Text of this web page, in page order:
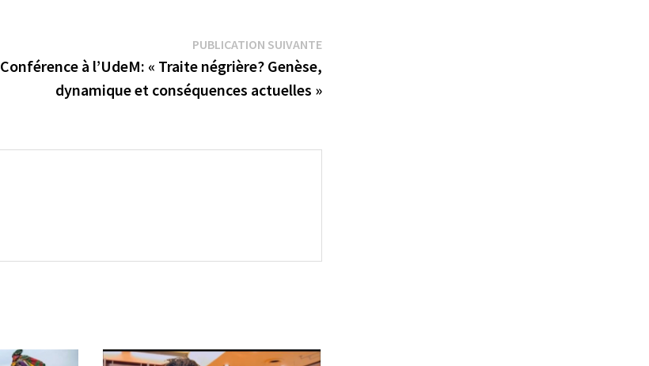
PUBLICATION SUIVANTEPublication
Conférence à l’UdeM: « Traite négrière? Genèse,
dynamique et conséquences actuelles »